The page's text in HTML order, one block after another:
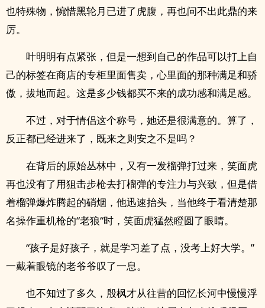
也特殊物，惋惜黑轮月已进了虎腹，再也问不出此鼎的来
厉。
叶明明有点紧张，但是一想到自己的作品可以打上自
己的标签在商店的专柜里面售卖，心里面的那种满足和骄
傲，拔地而起。这是多少钱都买不来的成功感和满足感。
不过，对于情侣这个称号，她还是很满意的。算了，
反正都已经进来了，既来之则安之不是吗？
在背后的原始丛林中，又有一发榴弹打过来，笑面虎
再也没有了用狙击步枪去打榴弹的专注力与兴致，但是借
着榴弹爆炸腾起的硝烟，他迅速抬头，当他终于看清楚那
名操作重机枪的“老狼“时，笑面虎猛然瞪圆了眼睛。
“孩子是好孩子，就是学习差了点，没考上好大学。”
一戴着眼镜的老爷爷叹了一息。
也不知过了多久，殷枫才从往昔的回忆长河中慢慢浮